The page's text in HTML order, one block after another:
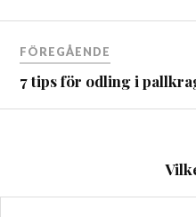
Inläggsnavigering
FÖREGÅENDE
7 tips för odling i